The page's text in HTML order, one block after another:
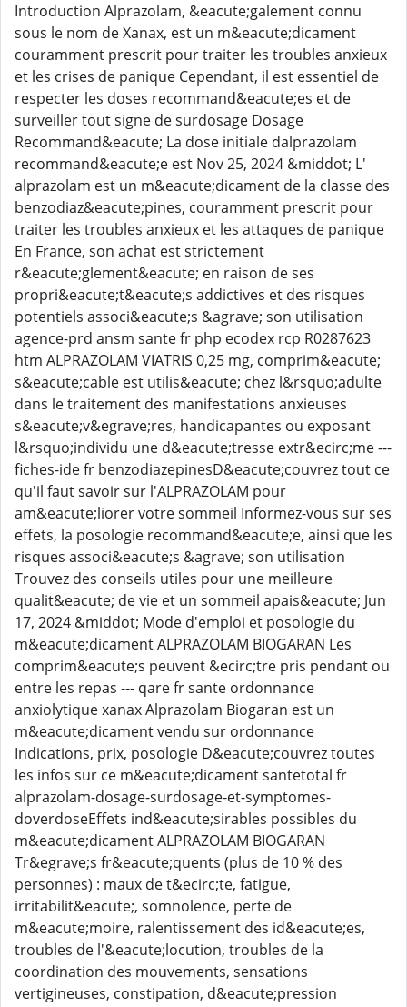
Introduction Alprazolam, &eacute;galement connu
sous le nom de Xanax, est un m&eacute;dicament
couramment prescrit pour traiter les troubles anxieux
et les crises de panique Cependant, il est essentiel de
respecter les doses recommand&eacute;es et de
surveiller tout signe de surdosage Dosage
Recommand&eacute; La dose initiale dalprazolam
recommand&eacute;e est Nov 25, 2024 &middot; L'
alprazolam est un m&eacute;dicament de la classe des
benzodiaz&eacute;pines, couramment prescrit pour
traiter les troubles anxieux et les attaques de panique
En France, son achat est strictement
r&eacute;glement&eacute; en raison de ses
propri&eacute;t&eacute;s addictives et des risques
potentiels associ&eacute;s &agrave; son utilisation
agence-prd ansm sante fr php ecodex rcp R0287623
htm ALPRAZOLAM VIATRIS 0,25 mg, comprim&eacute;
s&eacute;cable est utilis&eacute; chez l&rsquo;adulte
dans le traitement des manifestations anxieuses
s&eacute;v&egrave;res, handicapantes ou exposant
l&rsquo;individu une d&eacute;tresse extr&ecirc;me ---
fiches-ide fr benzodiazepinesD&eacute;couvrez tout ce
qu'il faut savoir sur l'ALPRAZOLAM pour
am&eacute;liorer votre sommeil Informez-vous sur ses
effets, la posologie recommand&eacute;e, ainsi que les
risques associ&eacute;s &agrave; son utilisation
Trouvez des conseils utiles pour une meilleure
qualit&eacute; de vie et un sommeil apais&eacute; Jun
17, 2024 &middot; Mode d'emploi et posologie du
m&eacute;dicament ALPRAZOLAM BIOGARAN Les
comprim&eacute;s peuvent &ecirc;tre pris pendant ou
entre les repas --- qare fr sante ordonnance
anxiolytique xanax Alprazolam Biogaran est un
m&eacute;dicament vendu sur ordonnance
Indications, prix, posologie D&eacute;couvrez toutes
les infos sur ce m&eacute;dicament santetotal fr
alprazolam-dosage-surdosage-et-symptomes-
doverdoseEffets ind&eacute;sirables possibles du
m&eacute;dicament ALPRAZOLAM BIOGARAN
Tr&egrave;s fr&eacute;quents (plus de 10 % des
personnes) : maux de t&ecirc;te, fatigue,
irritabilit&eacute;, somnolence, perte de
m&eacute;moire, ralentissement des id&eacute;es,
troubles de l'&eacute;locution, troubles de la
coordination des mouvements, sensations
vertigineuses, constipation, d&eacute;pression